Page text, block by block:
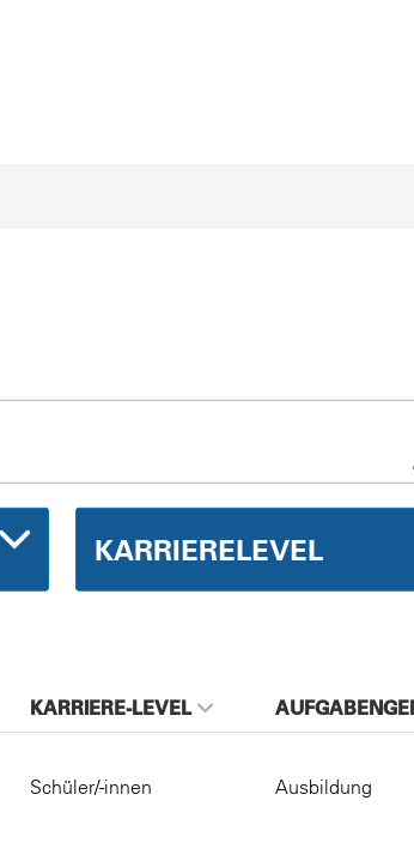
KARRIERELEVEL
KARRIERE-LEVEL
Schüler/-innen Ausbildung